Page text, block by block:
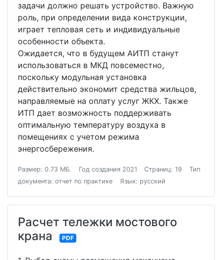
задачи должно решать устройство. Важную
роль, при определении вида конструкции,
играет тепловая сеть и индивидуальные
особенности объекта.
Ожидается, что в будущем АИТП станут
использоваться в МКД повсеместно,
поскольку модульная установка
действительно экономит средства жильцов,
направляемые на оплату услуг ЖКХ. Также
ИТП дает возможность поддерживать
оптимальную температуру воздуха в
помещениях с учетом режима
энергосбережения.
Размер: 0.73 МБ. Год создания 2021 Страниц: 19
Тип
документа: отчет по практике
Язык: русский
Расчет тележки мостового
крана
PDF